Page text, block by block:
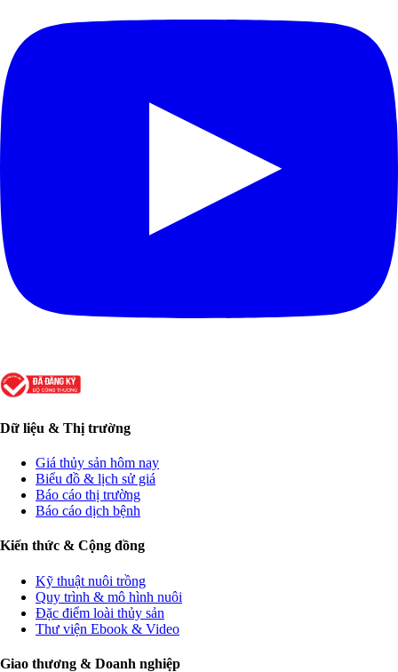
Dữ liệu & Thị trường
Giá thủy sản hôm nay
Biểu đồ & lịch sử giá
Báo cáo thị trường
Báo cáo dịch bệnh
Kiến thức & Cộng đồng
Kỹ thuật nuôi trồng
Quy trình & mô hình nuôi
Đặc điểm loài thủy sản
Thư viện Ebook & Video
Giao thương & Doanh nghiệp